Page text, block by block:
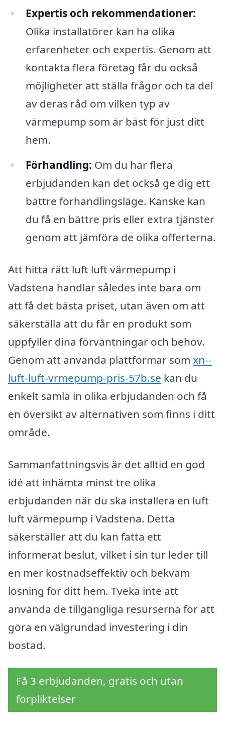
Expertis och rekommendationer:
Olika installatörer kan ha olika
erfarenheter och expertis. Genom att
kontakta flera företag får du också
möjligheter att ställa frågor och ta del
av deras råd om vilken typ av
värmepump som är bäst för just ditt
hem.
Förhandling: Om du har flera
erbjudanden kan det också ge dig ett
bättre förhandlingsläge. Kanske kan
du få en bättre pris eller extra tjänster
genom att jämföra de olika offerterna.
Att hitta rätt luft luft värmepump i
Vadstena handlar således inte bara om
att få det bästa priset, utan även om att
säkerställa att du får en produkt som
uppfyller dina förväntningar och behov.
Genom att använda plattformar som xn--
luft-luft-vrmepump-pris-57b.se kan du
enkelt samla in olika erbjudanden och få
en översikt av alternativen som finns i ditt
område.
Sammanfattningsvis är det alltid en god
idé att inhämta minst tre olika
erbjudanden när du ska installera en luft
luft värmepump i Vadstena. Detta
säkerställer att du kan fatta ett
informerat beslut, vilket i sin tur leder till
en mer kostnadseffektiv och bekväm
lösning för ditt hem. Tveka inte att
använda de tillgängliga resurserna för att
göra en välgrundad investering i din
bostad.
Få 3 erbjudanden, gratis och utan
förpliktelser